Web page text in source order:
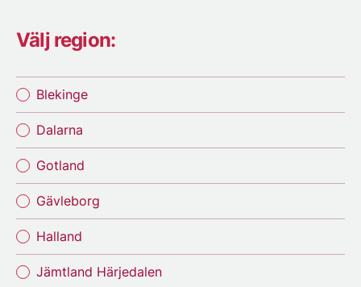
Välj region:
Blekinge
Dalarna
Gotland
Gävleborg
Halland
Jämtland Härjedalen